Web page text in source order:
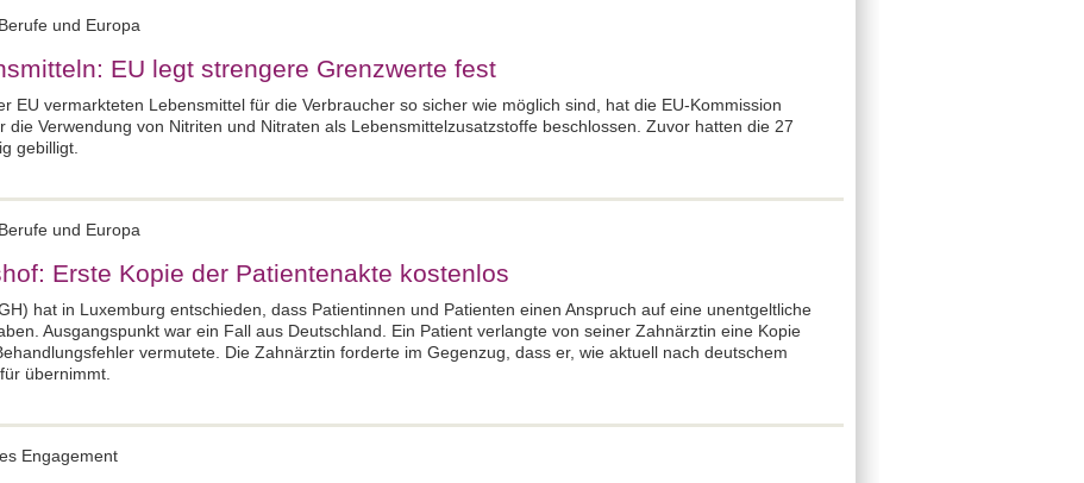
und Europa
EU legt strengere Grenzwerte fest
EU vermarkteten Lebensmittel für die Verbraucher so sicher wie möglich sind, hat die EU-Kommission
die Verwendung von Nitriten und Nitraten als Lebensmittelzusatzstoffe beschlossen. Zuvor hatten die 27
gebilligt.
und Europa
Erste Kopie der Patientenakte kostenlos
hat in Luxemburg entschieden, dass Patientinnen und Patienten einen Anspruch auf eine unentgeltliche
Ausgangspunkt war ein Fall aus Deutschland. Ein Patient verlangte von seiner Zahnärztin eine Kopie
vermutete. Die Zahnärztin forderte im Gegenzug, dass er, wie aktuell nach deutschem
übernimmt.
Engagement